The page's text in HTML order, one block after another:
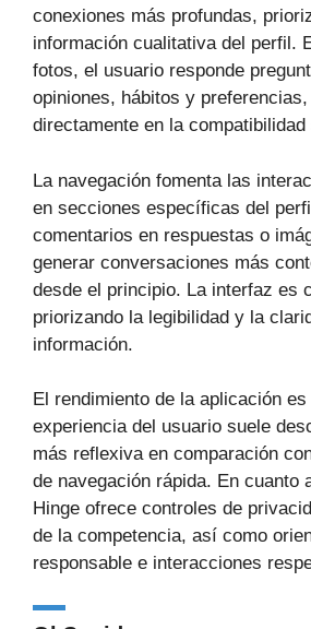
conexiones más profundas,
información cualitativa del perfil.
fotos, el usuario responde
opiniones, hábitos y
directamente en la compatibilidad
La navegación fomenta las
en secciones específicas del
comentarios en respuestas o
generar conversaciones más
desde el principio. La interfaz es
priorizando la legibilidad y la
información.
El rendimiento de la aplicación
experiencia del usuario suele
más reflexiva en comparación
de navegación rápida. En cuanto
Hinge ofrece controles de
de la competencia, así como
responsable e interacciones